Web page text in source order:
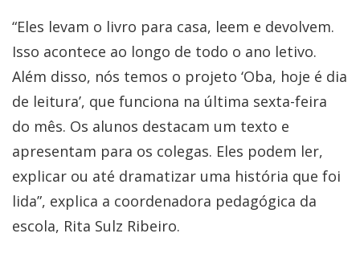
“Eles levam o livro para casa, leem e devolvem.
Isso acontece ao longo de todo o ano letivo.
Além disso, nós temos o projeto ‘Oba, hoje é dia
de leitura’, que funciona na última sexta-feira
do mês. Os alunos destacam um texto e
apresentam para os colegas. Eles podem ler,
explicar ou até dramatizar uma história que foi
lida”, explica a coordenadora pedagógica da
escola, Rita Sulz Ribeiro.